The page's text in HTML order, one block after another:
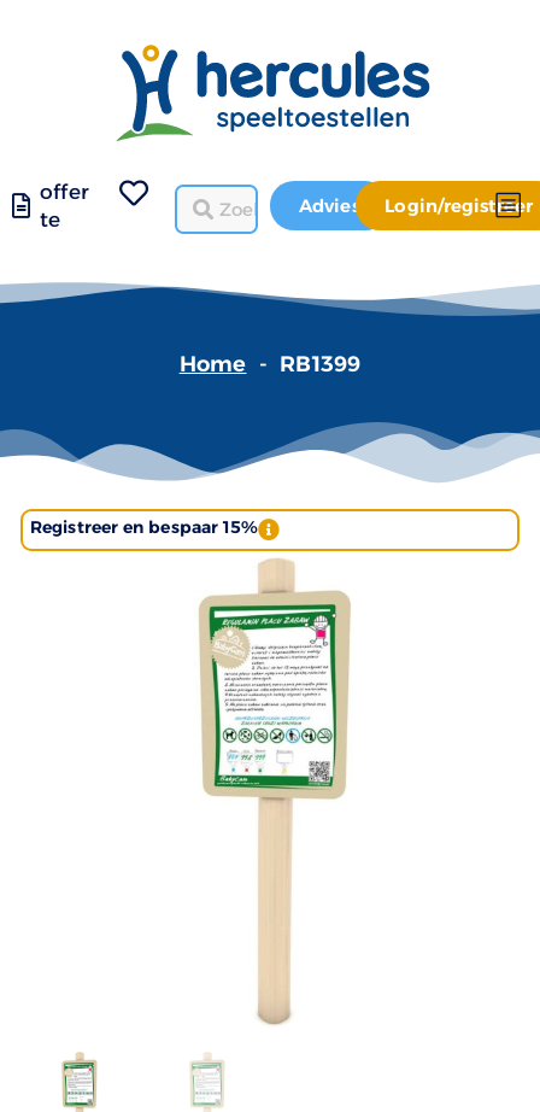
offer
te
Advies Login/registreer
Home - RB1399
Registreer en bespaar 15%